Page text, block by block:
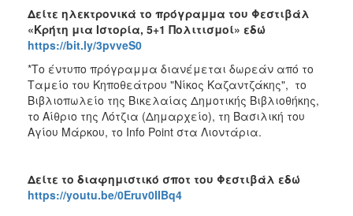
Δείτε ηλεκτρονικά το πρόγραμμα του Φεστιβάλ
«Κρήτη μια Ιστορία, 5+1 Πολιτισμοί» εδώ
https://bit.ly/3pvveS0
*Το έντυπο πρόγραμμα διανέμεται δωρεάν από το
Ταμείο του Κηποθεάτρου "Νίκος Καζαντζάκης", το
Βιβλιοπωλείο της Βικελαίας Δημοτικής Βιβλιοθήκης,
το Αίθριο της Λότζια (Δημαρχείο), τη Βασιλική του
Αγίου Μάρκου, το Info Point στα Λιοντάρια.
Δείτε το διαφημιστικό σποτ του Φεστιβάλ εδώ
https://youtu.be/0Eruv0IIBq4